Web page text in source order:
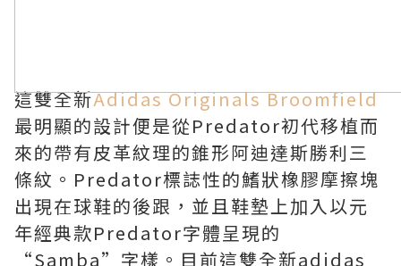
這雙全新Adidas Originals Broomfield
最明顯的設計便是從Predator初代移植而
來的帶有皮革紋理的錐形阿迪達斯勝利三
條紋。Predator標誌性的鰭狀橡膠摩擦塊
出現在球鞋的後跟，並且鞋墊上加入以元
年經典款Predator字體呈現的
“Samba”字樣。目前這雙全新adidas